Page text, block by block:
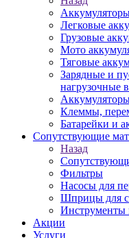
Легковые
Грузовые
Мото
Тяговые
Зарядные и
нагрузочные
Клеммы,
Батарейки и
Сопутствующие
Назад
Фильтры
Насосы для
Шприцы для
Инструменты
Акции
Услуги